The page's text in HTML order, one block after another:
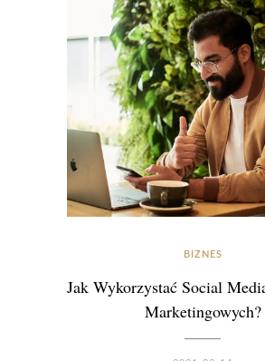
BIZNES
Jak Wykorzystać Social
Marketingowych?